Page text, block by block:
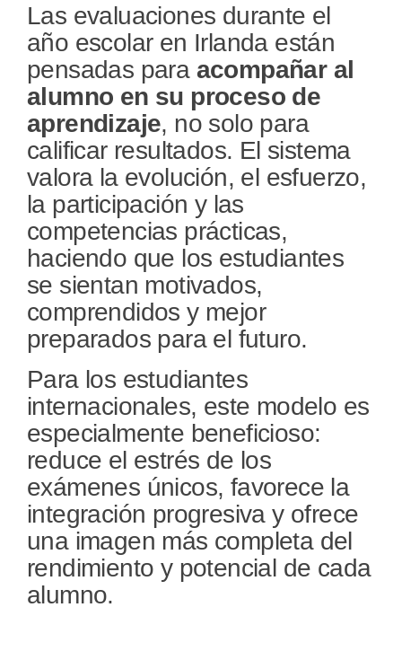
Las evaluaciones durante el
año escolar en Irlanda están
pensadas para acompañar al
alumno en su proceso de
aprendizaje, no solo para
calificar resultados. El sistema
valora la evolución, el esfuerzo,
la participación y las
competencias prácticas,
haciendo que los estudiantes
se sientan motivados,
comprendidos y mejor
preparados para el futuro.
Para los estudiantes
internacionales, este modelo es
especialmente beneficioso:
reduce el estrés de los
exámenes únicos, favorece la
integración progresiva y ofrece
una imagen más completa del
rendimiento y potencial de cada
alumno.